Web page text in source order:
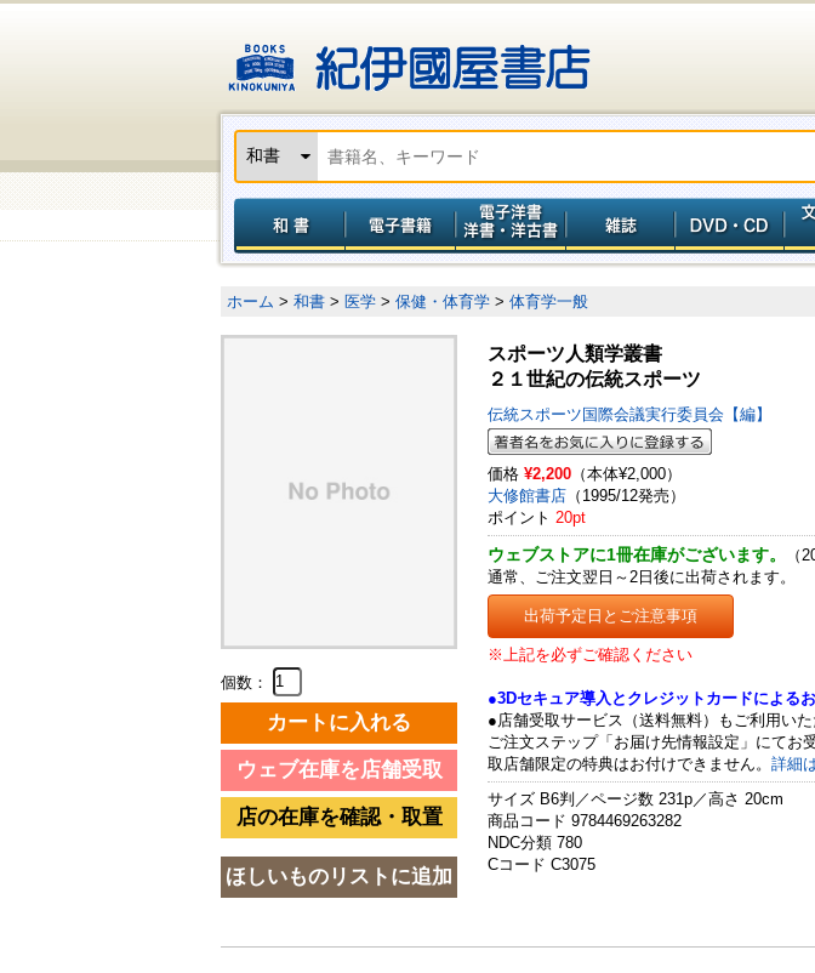
ホーム > 和書 > 医学 > 保健・体育学 > 体育学一般
個数：
スポーツ人類学叢書
２１世紀の伝統スポーツ
伝統スポーツ国際会議実行委員会【編】
価格 ¥2,200 （本体¥2,000）
大修館書店 （1995/12発売）
ポイント 20pt
ウェブストアに1冊在庫がございます。
（
通常、ご注文翌日～2日後に出荷されます。
出荷予定日とご注意事項
※上記を必ずご確認ください
●3Dセキュア導入とクレジットカードによる
●店舗受取サービス（送料無料）もご利用いた
ご注文ステップ「お届け先情報設定」にてお
取店舗限定の特典はお付けできません。 詳細
サイズ B6判／ページ数 231p／高さ 20cm
商品コード 9784469263282
NDC分類 780
Cコード C3075